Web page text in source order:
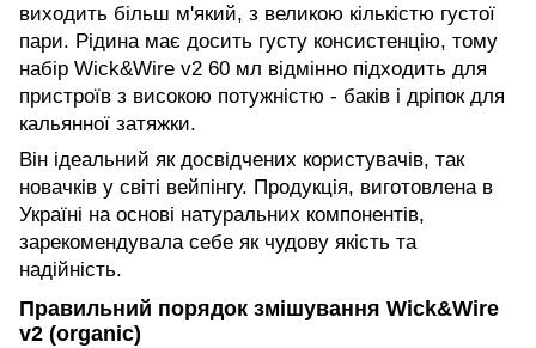
виходить більш м'який, з великою кількістю густої
пари. Рідина має досить густу консистенцію, тому
набір Wick&Wire v2 60 мл відмінно підходить для
пристроїв з високою потужністю - баків і дріпок для
кальянної затяжки.
Він ідеальний як досвідчених користувачів, так
новачків у світі вейпінгу. Продукція, виготовлена в
Україні на основі натуральних компонентів,
зарекомендувала себе як чудову якість та
надійність.
Правильний порядок змішування Wick&Wire
v2 (organic)